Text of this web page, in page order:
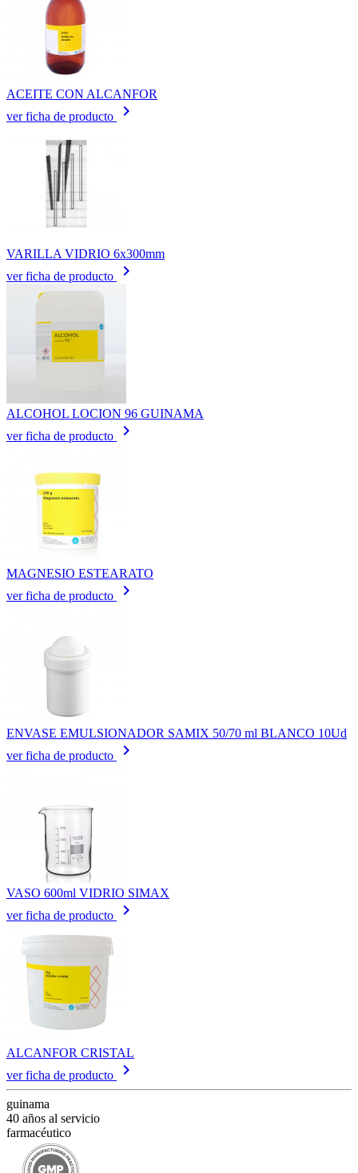
ACEITE CON ALCANFOR
ver ficha de producto
keyboard_arrow_right
VARILLA VIDRIO 6x300mm
ver ficha de producto
keyboard_arrow_right
ALCOHOL LOCION 96 GUINAMA
ver ficha de producto
keyboard_arrow_right
MAGNESIO ESTEARATO
ver ficha de producto
keyboard_arrow_right
ENVASE EMULSIONADOR SAMIX 50/70 ml BLANCO 10Ud
ver ficha de producto
keyboard_arrow_right
VASO 600ml VIDRIO SIMAX
ver ficha de producto
keyboard_arrow_right
ALCANFOR CRISTAL
ver ficha de producto
keyboard_arrow_right
guinama
40 años al servicio
farmacéutico